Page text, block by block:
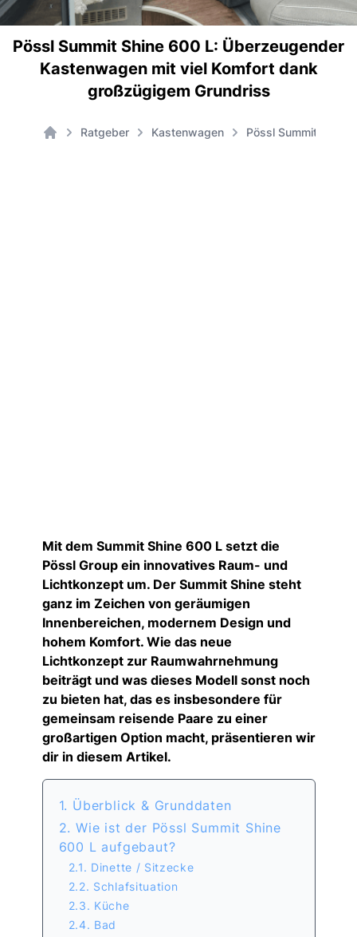
Pössl Summit Shine 600 L: Überzeugender
Kastenwagen mit viel Komfort dank
großzügigem Grundriss
Ratgeber Kastenwagen Pössl Summit
Mit dem Summit Shine 600 L setzt die
Pössl Group ein innovatives Raum- und
Lichtkonzept um. Der Summit Shine steht
ganz im Zeichen von geräumigen
Innenbereichen, modernem Design und
hohem Komfort. Wie das neue
Lichtkonzept zur Raumwahrnehmung
beiträgt und was dieses Modell sonst noch
zu bieten hat, das es insbesondere für
gemeinsam reisende Paare zu einer
großartigen Option macht, präsentieren wir
dir in diesem Artikel.
1. Überblick & Grunddaten
2. Wie ist der Pössl Summit Shine
600 L aufgebaut?
2.1. Dinette / Sitzecke
2.2. Schlafsituation
2.3. Küche
2.4. Bad